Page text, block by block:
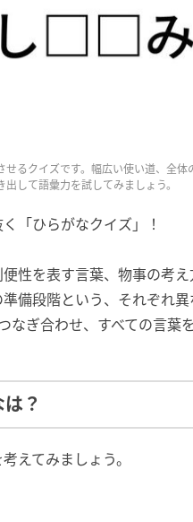
るクイズです。幅広い使い道、全
して語彙力を試してみましょう。
「ひらがなクイズ」！
性を表す言葉、物事の考
備段階という、それぞれ
ぎ合わせ、すべての言葉
？
えてみましょう。